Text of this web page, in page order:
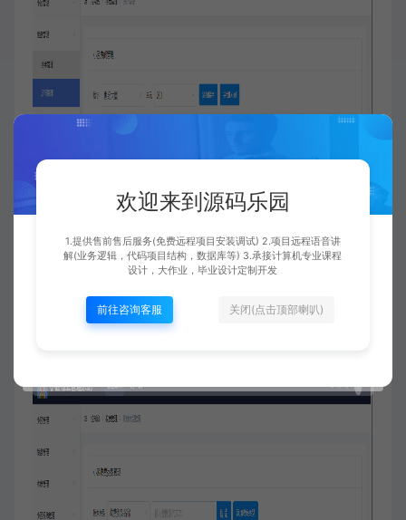
欢迎来到源码乐园
1.提供售前售后服务(免费远程项目安装调试) 2.项目远程语音讲
解(业务逻辑，代码项目结构，数据库等) 3.承接计算机专业课程
设计，大作业，毕业设计定制开发
前往咨询客服 关闭(点击顶部喇叭)